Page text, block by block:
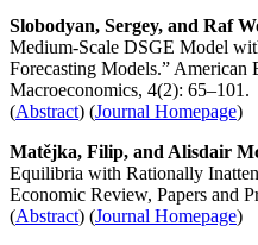
Slobodyan, Sergey, and Raf
Medium-Scale DSGE Model
Forecasting Models.” American
Macroeconomics, 4(2): 65–101.
(Abstract) (Journal Homepage)
Matějka, Filip, and Alisdair
Equilibria with Rationally
Economic Review, Papers and
(Abstract) (Journal Homepage)